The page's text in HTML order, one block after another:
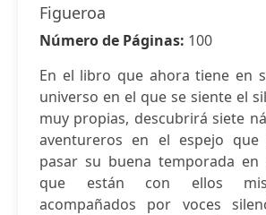
Figueroa
Número de Páginas: 100
En el libro que ahora tiene en
universo en el que se siente el
muy propias, descubrirá siete
aventureros en el espejo que
pasar su buena temporada en
que están con ellos
acompañados por voces